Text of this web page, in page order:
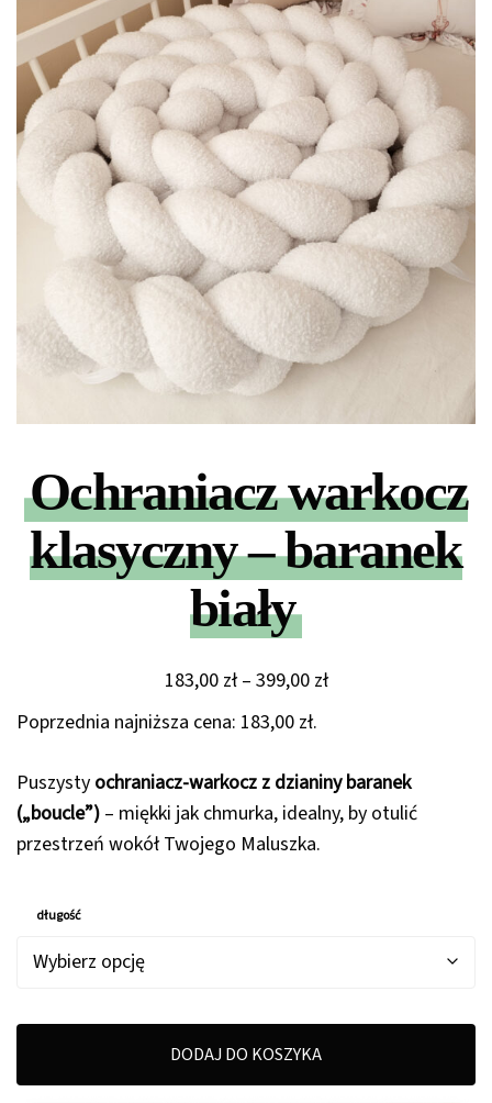
Ochraniacz warkocz
klasyczny – baranek
biały
183,00 zł – 399,00 złZakres
183,00 zł
do
399,00 zł
Poprzednia najniższa cena: 183,00 zł.
Puszysty ochraniacz-warkocz z dzianiny baranek
(„boucle”) – miękki jak chmurka, idealny, by otulić
przestrzeń wokół Twojego Maluszka.
długość
DODAJ DO KOSZYKA